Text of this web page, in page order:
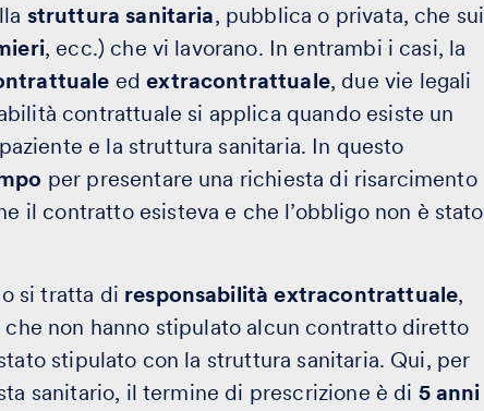
struttura sanitaria, pubblica o privata, che sui
, ecc.) che vi lavorano. In entrambi i casi, la
edextracontrattuale, due vie legali
contrattuale si applica quando esiste un
e la struttura sanitaria. In questo
per presentare una richiesta di risarcimento
il contratto esisteva e che l’obbligo non è stato
si tratta di responsabilità extracontrattuale,
non hanno stipulato alcun contratto diretto
stipulato con la struttura sanitaria. Qui, per
sanitario, il termine di prescrizione è di 5 anni